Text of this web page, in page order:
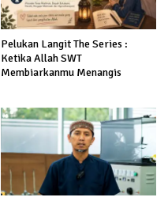
Pelukan Langit The Series :
Ketika Allah SWT
Membiarkanmu Menangis